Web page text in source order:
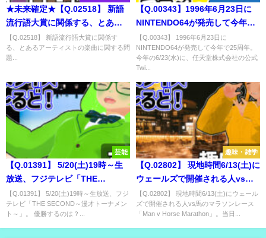
★未来確定★【Q.02518】 新語
流行語大賞に関係する、とある
アーティストの楽曲に関する問
題
【Q.02518】 新語流行語大賞に関係す
る、とあるアーティストの楽曲に関する問
題...
【Q.00343】1996年6月23日に
NINTENDO64が発売して今年で
25周年。今年の6/23(水)に、任天
堂株式会社の公式Twitterアカウ
ントで最初にtweetされる任天堂
【Q.00343】 1996年6月23日に
NINTENDO64が発売して今年で25周年。
今年の6/23(水)に、任天堂株式会社の公式
Twi...
芸能
【Q.01391】 5/20(土)19時～生
放送、フジテレビ「THE
SECOND～漫才トーナメント
～」。 優勝するのは？
【Q.01391】 5/20(土)19時～生放送、フジ
テレビ「THE SECOND～漫才トーナメン
ト～」。 優勝するのは？...
趣味・雑学
【Q.02802】 現地時間6/13(土)に
ウェールズで開催される人vs馬
のマラソンレース「Man v
Horse Marathon」。当日のレー
【Q.02802】 現地時間6/13(土)にウェール
ズで開催される人vs馬のマラソンレース
「Man v Horse Marathon」。当日...